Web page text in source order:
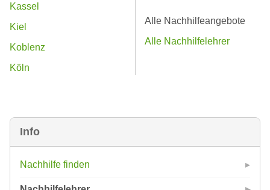
Info
Nachhilfe finden
Kassel
Kiel
Koblenz
Köln
Alle Nachhilfeangebote
Alle Nachhilfelehrer